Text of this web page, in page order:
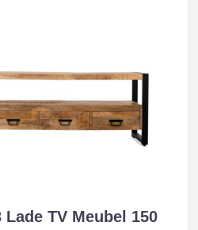
TV Meubel 150